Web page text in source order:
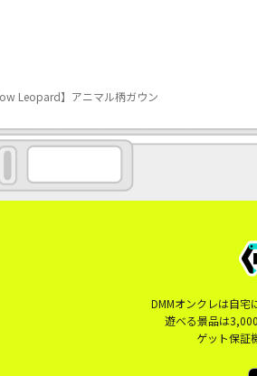
Leopard】アニマル柄ガウン
DMMオンクレは自宅
遊べる景品は
ゲット保証